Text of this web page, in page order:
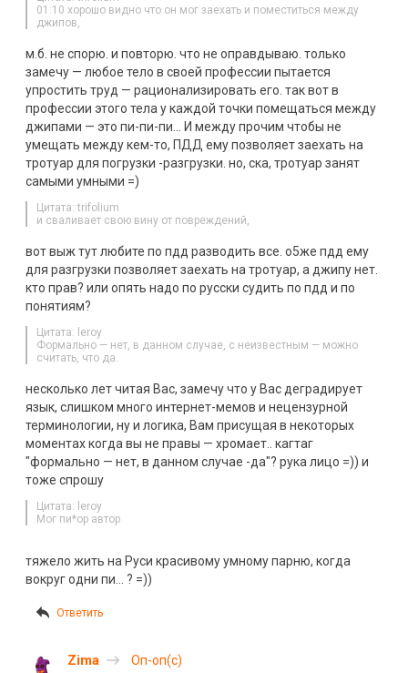
01:10 хорошо видно что он мог заехать и поместиться между
джипов,
м.б. не спорю. и повторю. что не оправдываю. только
замечу — любое тело в своей профессии пытается
упростить труд — рационализировать его. так вот в
профессии этого тела у каждой точки помещаться между
джипами — это пи-пи-пи… И между прочим чтобы не
умещать между кем-то, ПДД ему позволяет заехать на
тротуар для погрузки -разгрузки. но, ска, тротуар занят
самыми умными =)
Цитата: trifolium
и сваливает свою вину от повреждений,
вот выж тут любите по пдд разводить все. о5же пдд ему
для разгрузки позволяет заехать на тротуар, а джипу нет.
кто прав? или опять надо по русски судить по пдд и по
понятиям?
Цитата: leroy
Формально — нет, в данном случае, с неизвестным — можно
считать, что да.
несколько лет читая Вас, замечу что у Вас деградирует
язык, слишком много интернет-мемов и нецензурной
терминологии, ну и логика, Вам присущая в некоторых
моментах когда вы не правы — хромает.. кагтаг
"формально — нет, в данном случае -да"? рука лицо =)) и
тоже спрошу
Цитата: leroy
Мог пи*ор автор
тяжело жить на Руси красивому умному парню, когда
вокруг одни пи… ? =))
Ответить
Zima Оп-оп(с)